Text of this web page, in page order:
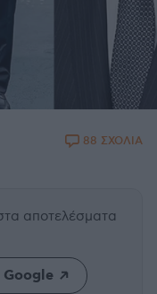
88 ΣΧΟΛΙΑ
αποτελέσματα